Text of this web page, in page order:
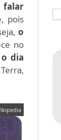
falar
pois
o
no
o dia